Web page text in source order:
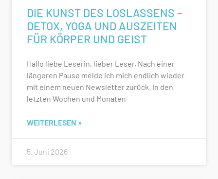
DIE KUNST DES LOSLASSENS –
DETOX, YOGA UND AUSZEITEN
FÜR KÖRPER UND GEIST
Hallo liebe Leserin, lieber Leser, Nach einer
längeren Pause melde ich mich endlich wieder
mit einem neuen Newsletter zurück. In den
letzten Wochen und Monaten
WEITERLESEN »
5. Juni 2026